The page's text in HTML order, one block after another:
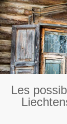
Les